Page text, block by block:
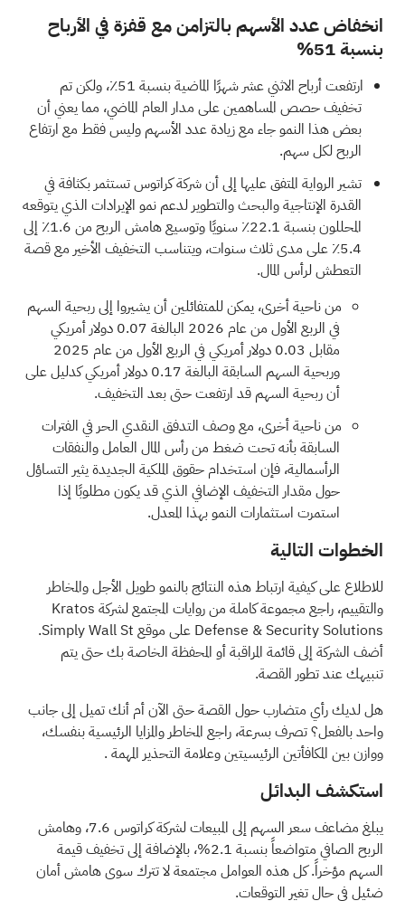
انخفاض عدد الأسهم بالتزامن مع قفزة في الأرباح
بنسبة 51%
ارتفعت أرباح الاثني عشر شهرًا الماضية بنسبة 51٪، ولكن تم
تخفيف حصص المساهمين على مدار العام الماضي، مما يعني أن
بعض هذا النمو جاء مع زيادة عدد الأسهم وليس فقط مع ارتفاع
الربح لكل سهم.
تشير الرواية المتفق عليها إلى أن شركة كراتوس تستثمر بكثافة في
القدرة الإنتاجية والبحث والتطوير لدعم نمو الإيرادات الذي يتوقعه
المحللون بنسبة 22.1٪ سنويًا وتوسيع هامش الربح من 1.6٪ إلى
5.4٪ على مدى ثلاث سنوات، ويتناسب التخفيف الأخير مع قصة
التعطش لرأس المال.
من ناحية أخرى، يمكن للمتفائلين أن يشيروا إلى ربحية السهم
في الربع الأول من عام 2026 البالغة 0.07 دولار أمريكي
مقابل 0.03 دولار أمريكي في الربع الأول من عام 2025
وربحية السهم السابقة البالغة 0.17 دولار أمريكي كدليل على
أن ربحية السهم قد ارتفعت حتى بعد التخفيف.
من ناحية أخرى، مع وصف التدفق النقدي الحر في الفترات
السابقة بأنه تحت ضغط من رأس المال العامل والنفقات
الرأسمالية، فإن استخدام حقوق الملكية الجديدة يثير التساؤل
حول مقدار التخفيف الإضافي الذي قد يكون مطلوبًا إذا
استمرت استثمارات النمو بهذا المعدل.
الخطوات التالية
للاطلاع على كيفية ارتباط هذه النتائج بالنمو طويل الأجل والمخاطر
والتقييم، راجع مجموعة كاملة منروايات المجتمع
لشركة Kratos
Defense & Security Solutions على موقع Simply Wall St.
أضف الشركة إلىقائمة المراقبةأو المحفظةالخاصة بك حتى يتم
تنبيهك عند تطور القصة.
هل لديك رأي متضارب حول القصة حتى الآن أم أنك تميل إلى جانب
واحد بالفعل؟ تصرف بسرعة، راجع المخاطر والمزايا الرئيسية بنفسك،
ووازن بين المكافأتين الرئيسيتين وعلامة التحذير المهمة.
استكشف البدائل
يبلغ مضاعف سعر السهم إلى المبيعات لشركة كراتوس 7.6، وهامش
الربح الصافي متواضعاً بنسبة 2.1%، بالإضافة إلى تخفيف قيمة
السهم مؤخراً. كل هذه العوامل مجتمعة لا تترك سوى هامش أمان
ضئيل في حال تغير التوقعات.